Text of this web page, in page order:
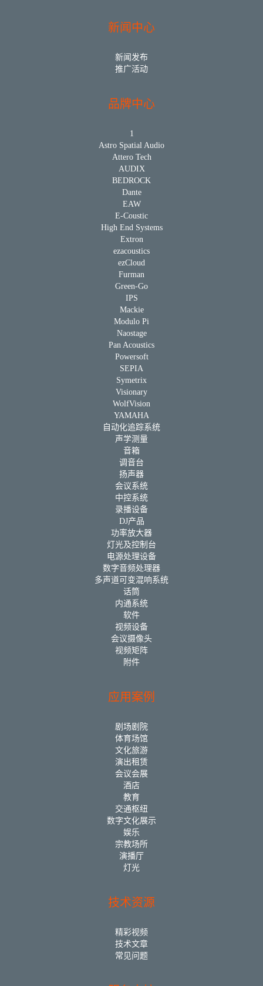
新闻中心
新闻发布
推广活动
品牌中心
1
Astro Spatial Audio
Attero Tech
AUDIX
BEDROCK
Dante
EAW
E-Coustic
High End Systems
Extron
ezacoustics
ezCloud
Furman
Green-Go
IPS
Mackie
Modulo Pi
Naostage
Pan Acoustics
Powersoft
SEPIA
Symetrix
Visionary
WolfVision
YAMAHA
自动化追踪系统
声学测量
音箱
调音台
扬声器
会议系统
中控系统
录播设备
DJ产品
功率放大器
灯光及控制台
电源处理设备
数字音频处理器
多声道可变混响系统
话筒
内通系统
软件
视频设备
会议摄像头
视频矩阵
附件
应用案例
剧场剧院
体育场馆
文化旅游
演出租赁
会议会展
酒店
教育
交通枢纽
数字文化展示
娱乐
宗教场所
演播厅
灯光
技术资源
精彩视频
技术文章
常见问题